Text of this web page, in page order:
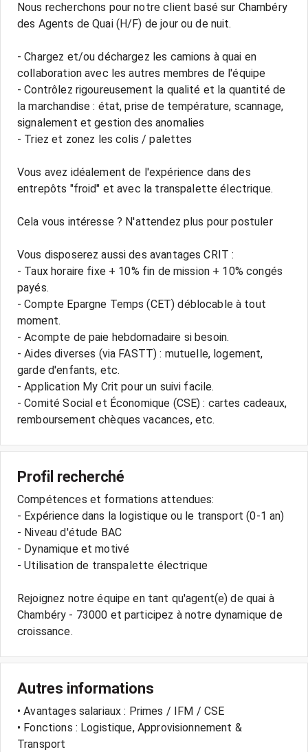
Nous recherchons pour notre client basé sur Chambéry
des Agents de Quai (H/F) de jour ou de nuit.
- Chargez et/ou déchargez les camions à quai en
collaboration avec les autres membres de l'équipe
- Contrôlez rigoureusement la qualité et la quantité de
la marchandise : état, prise de température, scannage,
signalement et gestion des anomalies
- Triez et zonez les colis / palettes
Vous avez idéalement de l'expérience dans des
entrepôts "froid" et avec la transpalette électrique.
Cela vous intéresse ? N'attendez plus pour postuler
Vous disposerez aussi des avantages CRIT :
- Taux horaire fixe + 10% fin de mission + 10% congés
payés.
- Compte Epargne Temps (CET) déblocable à tout
moment.
- Acompte de paie hebdomadaire si besoin.
- Aides diverses (via FASTT) : mutuelle, logement,
garde d'enfants, etc.
- Application My Crit pour un suivi facile.
- Comité Social et Économique (CSE) : cartes cadeaux,
Profil recherché
Compétences et formations attendues:
- Expérience dans la logistique ou le transport (0-1 an)
- Niveau d'étude BAC
- Dynamique et motivé
- Utilisation de transpalette électrique
Rejoignez notre équipe en tant qu'agent(e) de quai à
Chambéry - 73000 et participez à notre dynamique de
Autres informations
• Avantages salariaux : Primes / IFM / CSE
• Fonctions : Logistique, Approvisionnement &
Transport